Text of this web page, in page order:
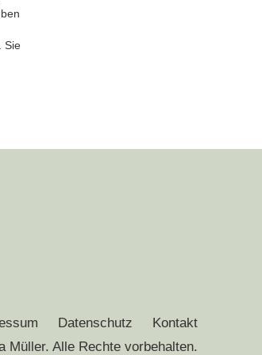
Sie
Datenschutz
Kontakt
Müller. Alle Rechte vorbehalten.